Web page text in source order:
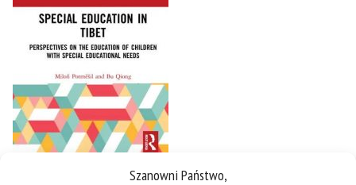
Szanowni Państwo,